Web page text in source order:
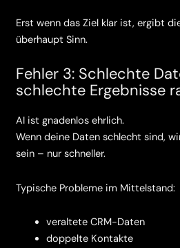
Erst wenn das Ziel klar ist, ergibt
überhaupt Sinn.
Fehler 3: Schlechte
schlechte Ergebnisse
AI ist gnadenlos ehrlich.
Wenn deine Daten schlecht sind,
sein – nur schneller.
Typische Probleme im Mittelstand:
veraltete CRM-Daten
doppelte Kontakte